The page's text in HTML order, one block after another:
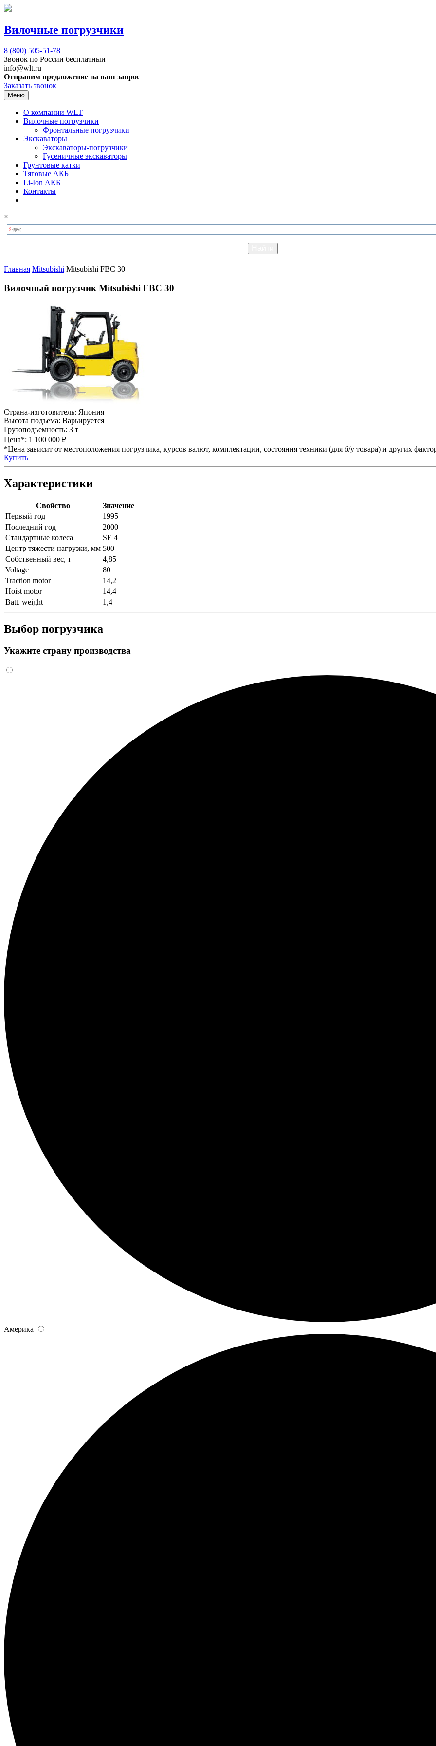
Вилочные погрузчики
8 (800) 505-51-78
Звонок по России бесплатный
info@wlt.ru
Отправим предложение на ваш запрос
Заказать звонок
Меню
О компании WLT
Вилочные погрузчики
Фронтальные погрузчики
Экскаваторы
Экскаваторы-погрузчики
Гусеничные экскаваторы
Грунтовые катки
Тяговые АКБ
Li-Ion АКБ
Контакты
×
Главная Mitsubishi Mitsubishi FBC 30
Вилочный погрузчик Mitsubishi FBC 30
Страна-изготовитель: Япония
Высота подъема: Варьируется
Грузоподъемность: 3 т
Цена*: 1 100 000 ₽
*Цена зависит от местоположения погрузчика, курсов валют, комплектации, состояния техники (для б/у товара) и других
Купить
Характеристики
Свойство
Значение
Первый год
1995
Последний год
2000
Стандартные колеса
SE 4
Центр тяжести нагрузки, мм 500
Собственный вес, т
4,85
Voltage
80
Traction motor
14,2
Hoist motor
14,4
Batt. weight
1,4
Выбор погрузчика
Укажите страну производства
Америка